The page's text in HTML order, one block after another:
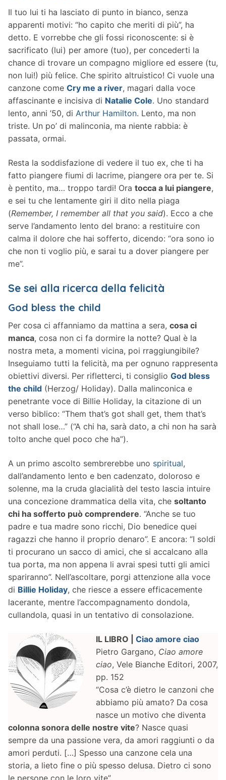
Il tuo lui ti ha lasciato di punto in bianco, senza
apparenti motivi: “ho capito che meriti di più”, ha
detto. E vorrebbe che gli fossi riconoscente: si è
sacrificato (lui) per amore (tuo), per concederti la
chance di trovare un compagno migliore ed essere (tu,
non lui!) più felice. Che spirito altruistico! Ci vuole una
canzone come Cry me a river, magari dalla voce
affascinante e incisiva di Natalie Cole. Uno standard
lento, anni ’50, di Arthur Hamilton. Lento, ma non
triste. Un po’ di malinconia, ma niente rabbia: è
passata, ormai.
Resta la soddisfazione di vedere il tuo ex, che ti ha
fatto piangere fiumi di lacrime, piangere ora per te. Si
è pentito, ma… troppo tardi! Ora tocca a lui piangere,
e sei tu che lentamente giri il dito nella piaga
(Remember, I remember all that you said). Ecco a che
serve l’andamento lento del brano: a restituire con
calma il dolore che hai sofferto, dicendo: “ora sono io
che non ti voglio più, e sarai tu a dover piangere per
me”.
Se sei alla ricerca della felicità
God bless the child
Per cosa ci affanniamo da mattina a sera, cosa ci
manca, cosa non ci fa dormire la notte? Qual è la
nostra meta, a momenti vicina, poi rraggiungibile?
Inseguiamo tutti la felicità, ma per ognuno rappresenta
obiettivi diversi. Per rifletterci, ti consiglio God bless
the child (Herzog/ Holiday). Dalla malinconica e
penetrante voce di Billie Holiday, la citazione di un
verso biblico: “Them that’s got shall get, them that’s
not shall lose…” (“A chi ha, sarà dato, a chi non ha sarà
tolto anche quel poco che ha”).
A un primo ascolto sembrerebbe uno spiritual,
dall’andamento lento e ben cadenzato, doloroso e
solenne, ma la cruda glacialità del testo lascia intuire
una concezione drammatica della vita, che soltanto
chi ha sofferto può comprendere. “Anche se tuo
padre e tua madre sono ricchi, Dio benedice quei
ragazzi che hanno il proprio denaro”. E ancora: “I soldi
ti procurano un sacco di amici, che si accalcano alla
tua porta, ma non appena li avrai spesi tutti gli amici
spariranno”. Nell’ascoltare, porgi attenzione alla voce
di Billie Holiday, che riesce a essere efficacemente
lacerante, mentre l’accompagnamento dondola,
cullandola, quasi in un tentativo di consolazione.
IL LIBRO | Ciao amore ciao
Pietro Gargano, Ciao amore
ciao, Vele Bianche Editori, 2007,
pp. 152
“Cosa c’è dietro le canzoni che
abbiamo più amato? Da cosa
nasce un motivo che diventa
colonna sonora delle nostre vite? Nasce quasi
sempre da una passione vera, da amori raggiunti o da
amori perduti. […] Spesso una canzone cela una
storia, a lieto fine o più spesso delusa. Dietro ci sono
le persone con le loro vite”.